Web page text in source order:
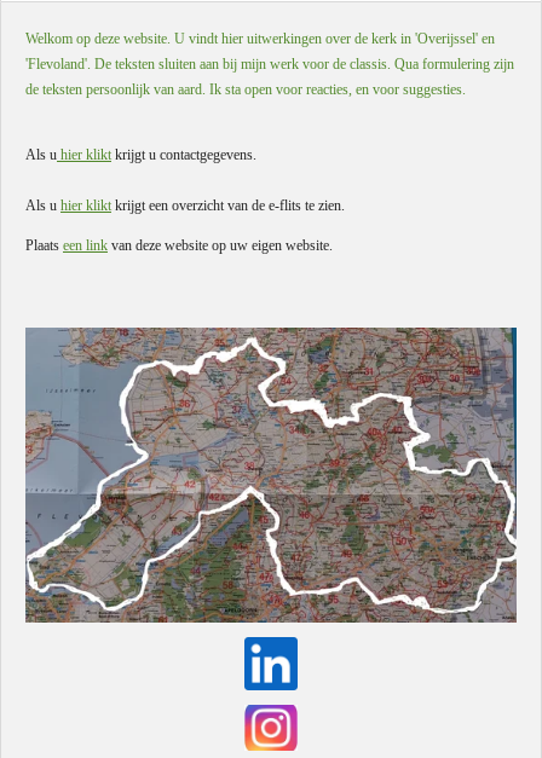
Welkom op deze website. U vindt hier uitwerkingen over de kerk in 'Overijssel' en
'Flevoland'. De teksten sluiten aan bij mijn werk voor de classis. Qua formulering zijn
de teksten persoonlijk van aard. Ik sta open voor reacties, en voor suggesties.
Als u hier klikt krijgt u contactgegevens.
Als u hier klikt krijgt een overzicht van de e-flits te zien.
Plaats een link van deze website op uw eigen website.